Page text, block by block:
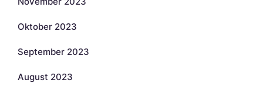
Oktober 2023
September 2023
August 2023